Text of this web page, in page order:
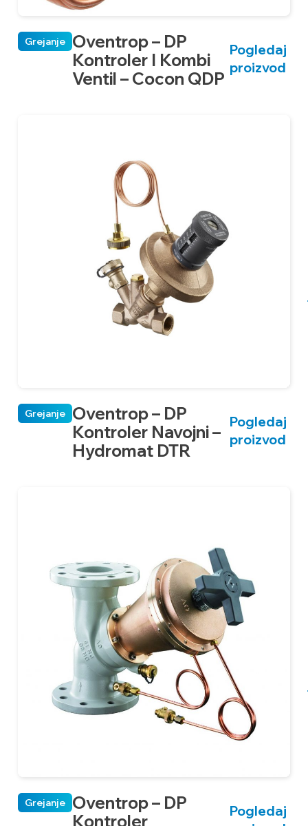
Oventrop – DP
Kontroler I Kombi
Ventil – Cocon QDP
Grejanje
Pogledaj
proizvod
Oventrop – DP
Kontroler Navojni –
Hydromat DTR
Grejanje
Pogledaj
proizvod
Oventrop – DP
Kontroler
Grejanje
Pogledaj